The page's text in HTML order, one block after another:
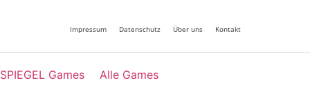
Impressum Datenschutz Über uns Kontakt
SPIEGEL Games Alle Games